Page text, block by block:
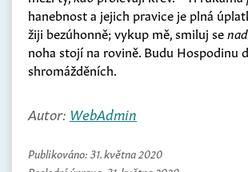
hanebnost a jejich pravice je plná
žiji bezúhonně; vykup mě, smiluj se
noha stojí na rovině. Budu Hospodinu
shromážděních.
Autor: WebAdmin
Publikováno: 31. května 2020